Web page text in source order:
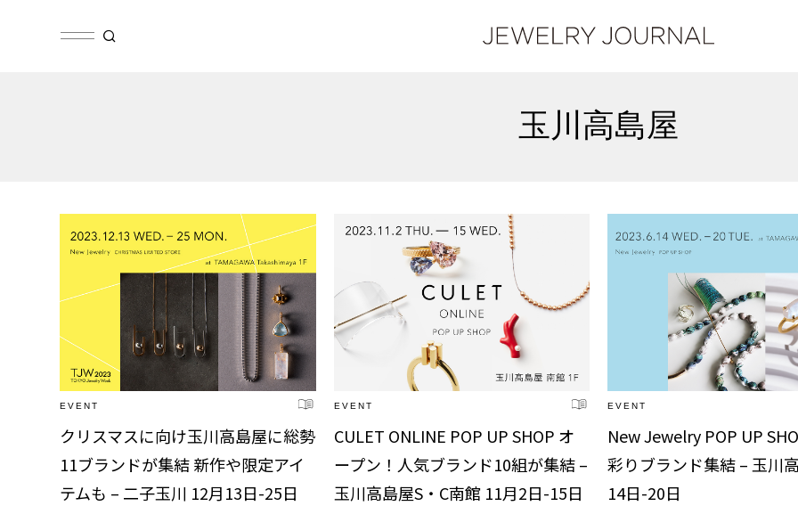
玉川高島屋
EVENT
クリスマスに向け玉川高島屋に総勢
11ブランドが集結 新作や限定アイ
テムも – 二子玉川 12月13日-25日
EVENT
CULET ONLINE POP UP SHOP オ
ープン！人気ブランド10組が集結 –
玉川高島屋S・C南館 11月2日-15日
EVENT
New Jewelry POP UP
彩りブランド集結 – 玉川
14日-20日